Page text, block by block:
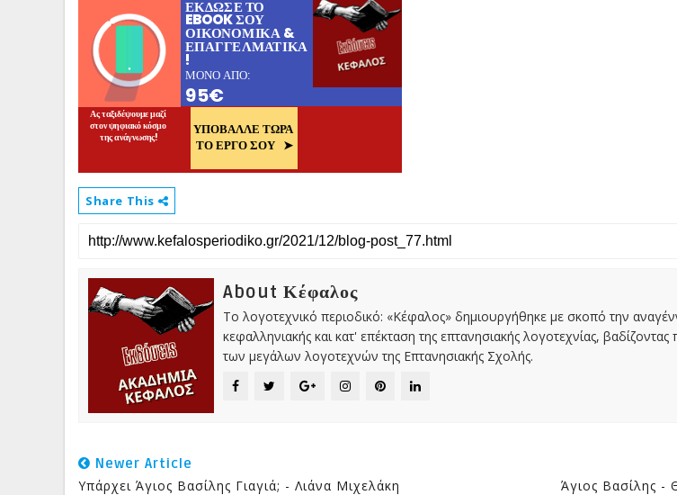
Share This
About Κέφαλος
Το λογοτεχνικό περιοδικό: «Κέφαλος» δημιουργήθηκε με σκοπό την
κεφαλληνιακής και κατ' επέκταση της επτανησιακής λογοτεχνίας,
των μεγάλων λογοτεχνών της Επτανησιακής Σχολής.
Newer Article
Υπάρχει Άγιος Βασίλης Γιαγιά; - Λιάνα Μιχελάκη Άγιος Βασίλης -